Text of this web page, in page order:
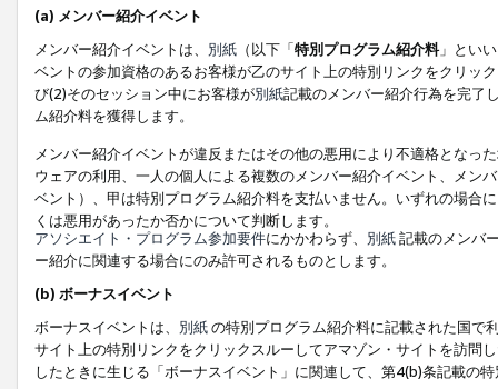
(a) メンバー紹介イベント
メンバー紹介イベントは、 別紙 （以下「特別プログラム紹介料」とい
ベントの参加資格のあるお客様が乙のサイト上の特別リンクをクリッ
び(2)そのセッション中にお客様が別紙記載のメンバー紹介行為を完了
ム紹介料を獲得します。
メンバー紹介イベントが違反またはその他の悪用により不適格となっ
ウェアの利用、一人の個人による複数のメンバー紹介イベント、メン
ベント）、甲は特別プログラム紹介料を支払いません。いずれの場合
くは悪用があったか否かについて判断します。
アソシエイト・プログラム参加要件にかかわらず、 別紙記載のメンバ
ー紹介に関連する場合にのみ許可されるものとします。
(b) ボーナスイベント
ボーナスイベントは、 別紙の特別プログラム紹介料に記載された国で
サイト上の特別リンクをクリックスルーしてアマゾン・サイトを訪問
したときに生じる「ボーナスイベント」に関連して、第4(b)条記載の